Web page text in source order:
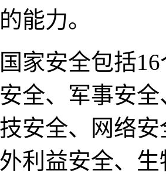
能力。
安全包括16
全、军事安
安全、网络
利益安全、